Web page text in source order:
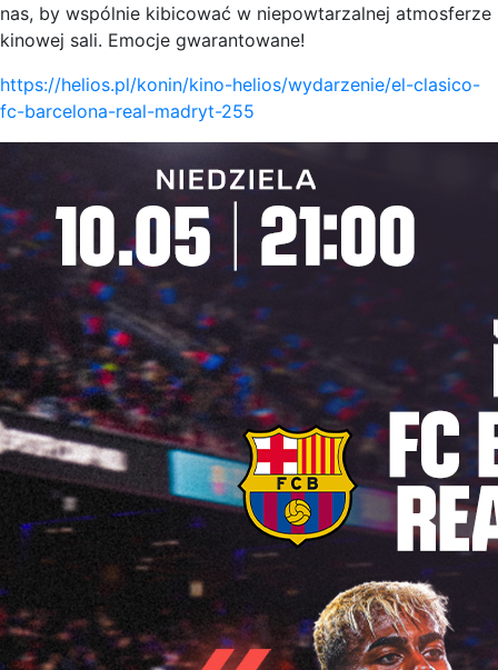
nas, by wspólnie kibicować w niepowtarzalnej atmosferze
kinowej sali. Emocje gwarantowane!
https://helios.pl/konin/kino-helios/wydarzenie/el-clasico-
fc-barcelona-real-madryt-255